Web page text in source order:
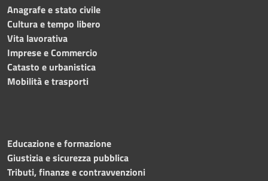
Anagrafe e stato civile
Cultura e tempo libero
Vita lavorativa
Imprese e Commercio
Catasto e urbanistica
Mobilità e trasporti
Educazione e formazione
Giustizia e sicurezza pubblica
Tributi, finanze e contravvenzioni